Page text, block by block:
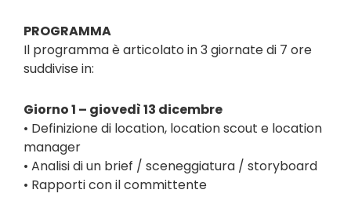
PROGRAMMA
Il programma è articolato in 3 giornate di 7 ore
suddivise in:
Giorno 1 – giovedì 13 dicembre
• Definizione di location, location scout e location
manager
• Analisi di un brief / sceneggiatura / storyboard
• Rapporti con il committente